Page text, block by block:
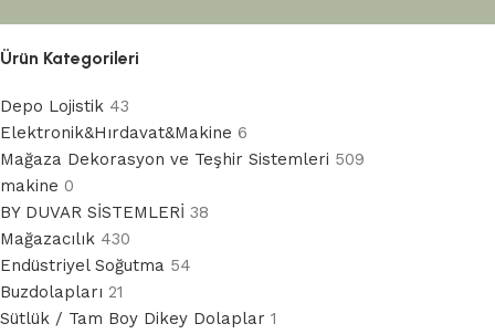
Ürün Kategorileri
Depo Lojistik 43
Elektronik&Hırdavat&Makine 6
Mağaza Dekorasyon ve Teşhir Sistemleri 509
makine 0
BY DUVAR SİSTEMLERİ 38
Mağazacılık 430
Endüstriyel Soğutma 54
Buzdolapları 21
Sütlük / Tam Boy Dikey Dolaplar 1